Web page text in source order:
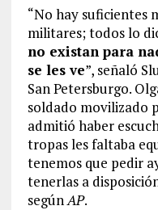
“No hay suficientes
militares; todos lo
no existan para
se les ve”, señaló
San Petersburgo.
soldado movilizado
admitió haber
tropas les faltaba
tenemos que pedir
tenerlas a
según AP.